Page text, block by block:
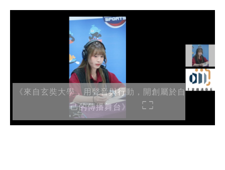
《來自玄奘大學，用聲音與行動，開創屬於自
己的傳播舞台》